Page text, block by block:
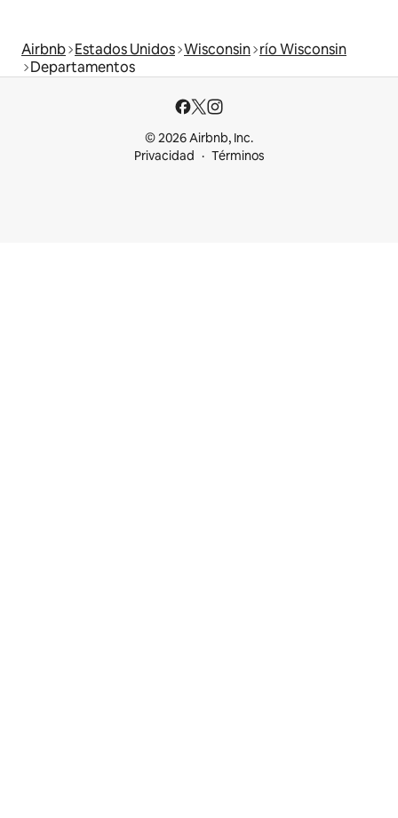
Airbnb Estados Unidos Wisconsin río Wisconsin
Departamentos
© 2026 Airbnb, Inc.
Privacidad
Términos